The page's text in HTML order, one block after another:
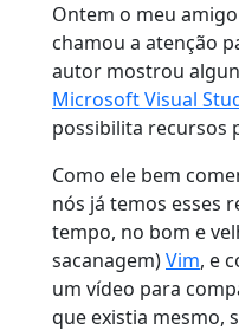
Ontem o meu amigo
chamou a atenção
autor mostrou
Microsoft Visual
possibilita recursos
Como ele bem
nós já temos esses
tempo, no bom e
sacanagem)Vim, e
um vídeo para
que existia mesmo,